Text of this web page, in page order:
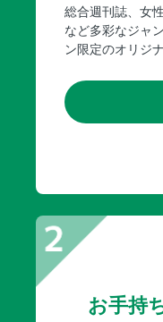
総合週刊誌、女
など多彩なジャ
ン限定のオリジ
お手持